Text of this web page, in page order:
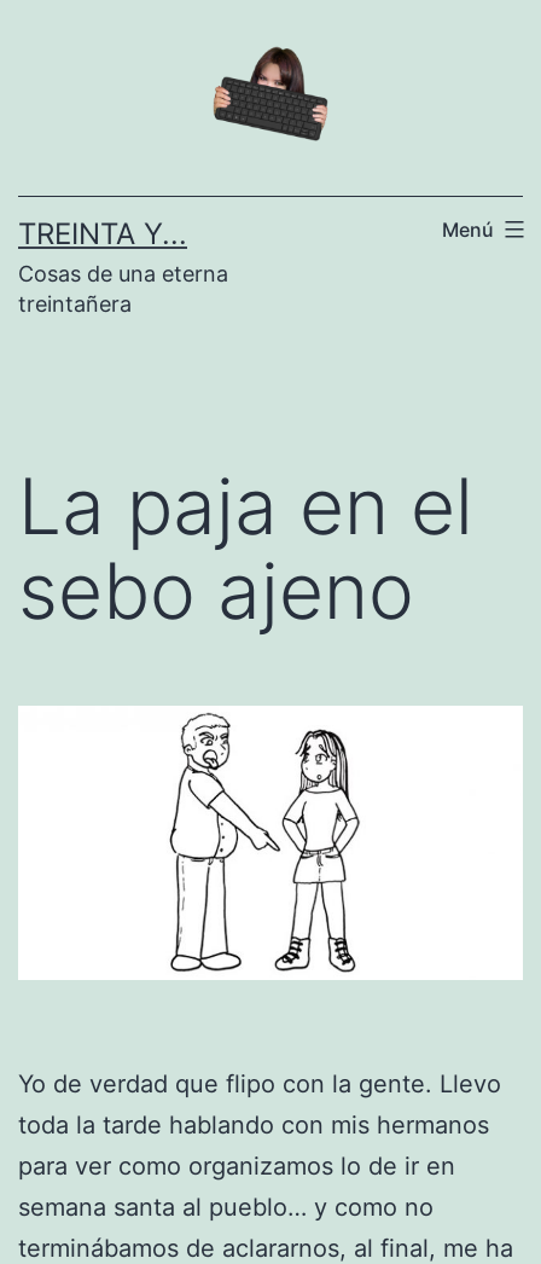
TREINTA Y...
Cosas de una eterna
treintañera
Menú
La paja en el
sebo ajeno
Yo de verdad que flipo con la gente. Llevo
toda la tarde hablando con mis hermanos
para ver como organizamos lo de ir en
semana santa al pueblo… y como no
terminábamos de aclararnos, al final, me ha